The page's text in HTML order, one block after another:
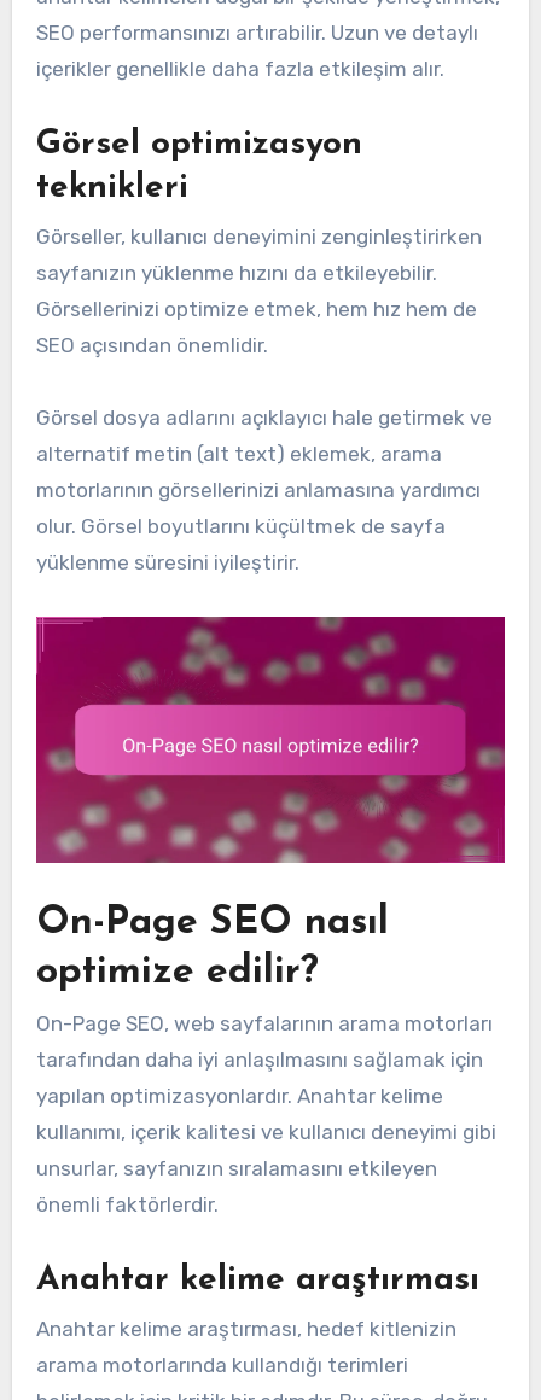
SEO performansınızı artırabilir. Uzun ve detaylı
içerikler genellikle daha fazla etkileşim alır.
Görsel optimizasyon
teknikleri
Görseller, kullanıcı deneyimini zenginleştirirken
sayfanızın yüklenme hızını da etkileyebilir.
Görsellerinizi optimize etmek, hem hız hem de
SEO açısından önemlidir.
Görsel dosya adlarını açıklayıcı hale getirmek ve
alternatif metin (alt text) eklemek, arama
motorlarının görsellerinizi anlamasına yardımcı
olur. Görsel boyutlarını küçültmek de sayfa
yüklenme süresini iyileştirir.
On-Page SEO nasıl
optimize edilir?
On-Page SEO, web sayfalarının arama motorları
tarafından daha iyi anlaşılmasını sağlamak için
yapılan optimizasyonlardır. Anahtar kelime
kullanımı, içerik kalitesi ve kullanıcı deneyimi gibi
unsurlar, sayfanızın sıralamasını etkileyen
önemli faktörlerdir.
Anahtar kelime araştırması
Anahtar kelime araştırması, hedef kitlenizin
arama motorlarında kullandığı terimleri